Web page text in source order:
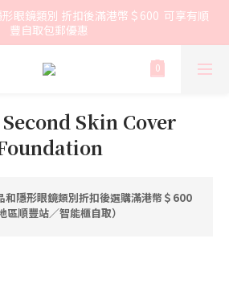
眼鏡類別 折扣後滿港幣＄600  可享有順
豐自取包郵優惠
Skin Cover
和隱形眼鏡類別折扣後選購滿港幣＄600
順豐站／智能櫃自取）